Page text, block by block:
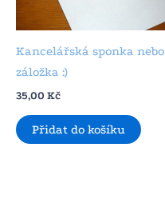
Kancelářská sponka nebo
záložka :)
35,00 Kč
Přidat do košíku